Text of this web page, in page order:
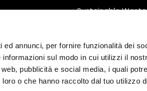
annunci, per fornire funzionalità dei
sul modo in cui utilizzi il
pubblicità e social media, i quali
o che hanno raccolto dal tuo utilizzo
Sustainable Waste